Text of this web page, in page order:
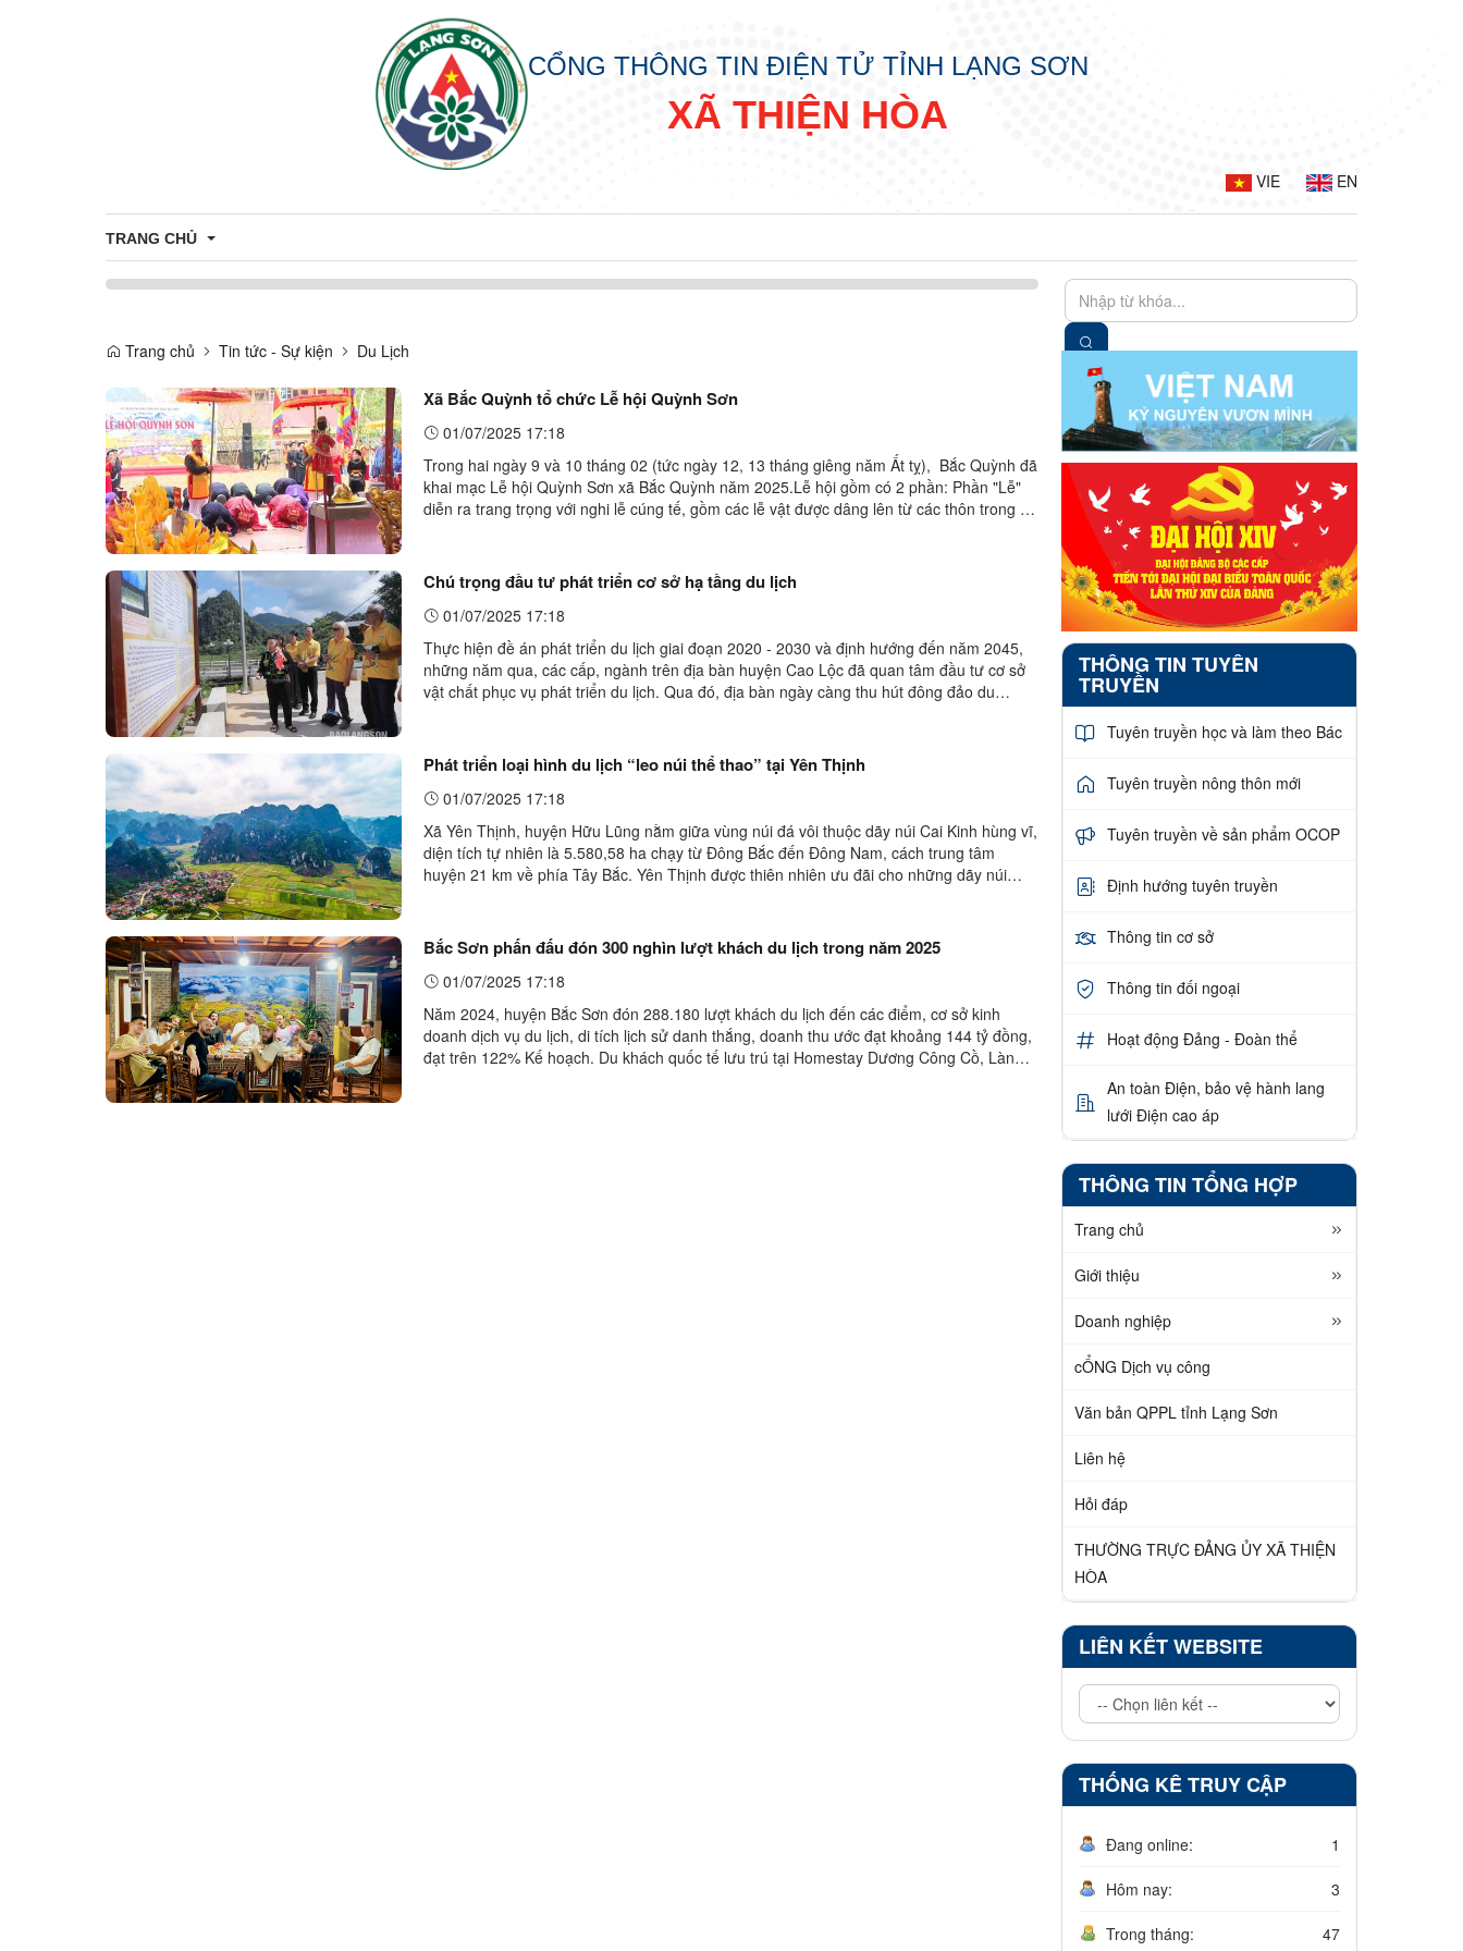
CỔNG THÔNG TIN ĐIỆN TỬ TỈNH LẠNG SƠN
XÃ THIỆN HÒA
VIE EN
TRANG CHỦ
LÃNH ĐẠO UBND
UBMTTQVN XÃ THIỆN HÒA
Trang chủ Tin tức - Sự kiện Du Lịch
Xã Bắc Quỳnh tổ chức Lễ hội Quỳnh Sơn
01/07/2025 17:18
Trong hai ngày 9 và 10 tháng 02 (tức ngày 12, 13 tháng giêng năm Ất tỵ), Bắc Quỳnh đã
khai mạc Lễ hội Quỳnh Sơn xã Bắc Quỳnh năm 2025.Lễ hội gồm có 2 phần: Phần "Lễ"
diễn ra trang trọng với nghi lễ cúng tế, gồm các lễ vật được dâng lên từ các thôn trong xã
Chú trọng đầu tư phát triển cơ sở hạ tầng du lịch
01/07/2025 17:18
Thực hiện đề án phát triển du lịch giai đoạn 2020 - 2030 và định hướng đến năm 2045,
những năm qua, các cấp, ngành trên địa bàn huyện Cao Lộc đã quan tâm đầu tư cơ sở
vật chất phục vụ phát triển du lịch. Qua đó, địa bàn ngày càng thu hút đông đảo du
Phát triển loại hình du lịch “leo núi thể thao” tại Yên Thịnh
01/07/2025 17:18
Xã Yên Thịnh, huyện Hữu Lũng nằm giữa vùng núi đá vôi thuộc dãy núi Cai Kinh hùng vĩ,
diện tích tự nhiên là 5.580,58 ha chạy từ Đông Bắc đến Đông Nam, cách trung tâm
huyện 21 km về phía Tây Bắc. Yên Thịnh được thiên nhiên ưu đãi cho những dãy núi
Bắc Sơn phấn đấu đón 300 nghìn lượt khách du lịch trong năm 2025
01/07/2025 17:18
Năm 2024, huyện Bắc Sơn đón 288.180 lượt khách du lịch đến các điểm, cơ sở kinh
doanh dịch vụ du lịch, di tích lịch sử danh thắng, doanh thu ước đạt khoảng 144 tỷ đồng,
đạt trên 122% Kế hoạch. Du khách quốc tế lưu trú tại Homestay Dương Công Cồ, Làng
THÔNG TIN TUYÊN
TRUYỀN
Tuyên truyền học và làm theo Bác
Tuyên truyền nông thôn mới
Tuyên truyền về sản phẩm OCOP
Định hướng tuyên truyền
Thông tin cơ sở
Thông tin đối ngoại
Hoạt động Đảng - Đoàn thể
An toàn Điện, bảo vệ hành lang
lưới Điện cao áp
THÔNG TIN TỔNG HỢP
Trang chủ
Giới thiệu
Doanh nghiệp
cỔNG Dịch vụ công
Văn bản QPPL tỉnh Lạng Sơn
Liên hệ
Hỏi đáp
THƯỜNG TRỰC ĐẢNG ỦY XÃ THIỆN
HÒA
LIÊN KẾT WEBSITE
THỐNG KÊ TRUY CẬP
Đang online: 1
Hôm nay: 3
Trong tháng: 47